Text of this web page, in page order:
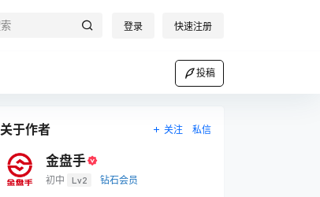
登录 快速注册
投稿
关于作者 关注 私信
金盘手
初中 Lv2 钻石会员